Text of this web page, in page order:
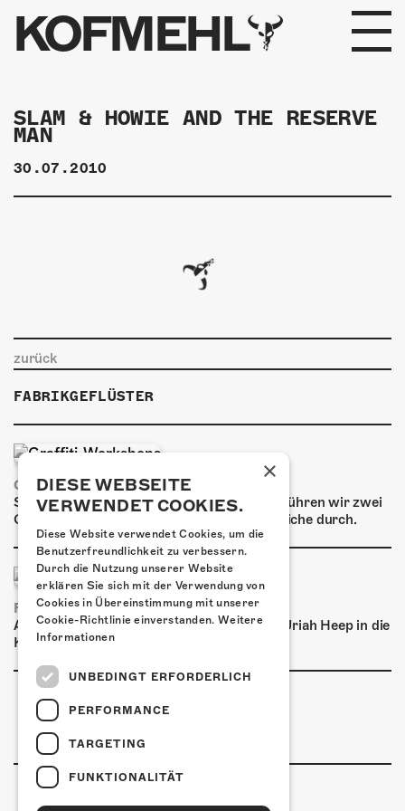
KOFMEHL
PROGRAMM
FABRIKGEFLÜSTER
GALERIE
KONTAKT
GÖNNEREI
SHOP
MITMACHEN
SLAM & HOWIE AND THE RESERVE
MAN
30.07.2010
zurück
FABRIKGEFLÜSTER
GRAFFITI-WORKSHOPS
Spray dein eigenes Graffiti! Im September führen wir zwei
Graffiti-Workshops für Kinder und Jugendliche durch.
FRISCH BESTÄTIGT: URIAH HEEP
Am Sonntag, 15. November 2026 kommen Uriah Heep in die
Kulturfabrik Kofmehl!
×
DIESE WEBSEITE
VERWENDET COOKIES.
Diese Website verwendet Cookies, um die
Benutzerfreundlichkeit zu verbessern.
Durch die Nutzung unserer Website
erklären Sie sich mit der Verwendung von
Cookies in Übereinstimmung mit unserer
Cookie-Richtlinie einverstanden. Weitere
Informationen
UNBEDINGT ERFORDERLICH
PERFORMANCE
TARGETING
FUNKTIONALITÄT